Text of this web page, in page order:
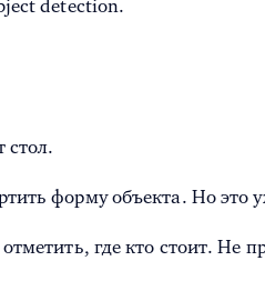
detection.
стол.
форму объекта. Но это
где кто стоит. Не